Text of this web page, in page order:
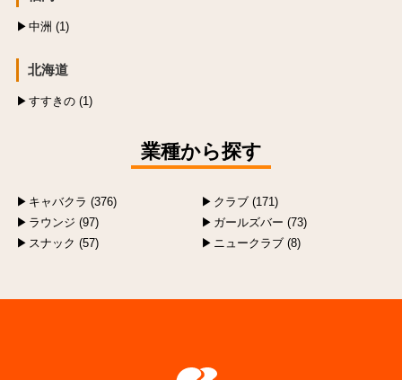
中洲 (1)
北海道
すすきの (1)
業種から探す
キャバクラ (376)
クラブ (171)
ラウンジ (97)
ガールズバー (73)
スナック (57)
ニュークラブ (8)